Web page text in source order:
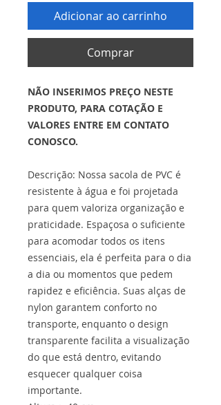
Adicionar ao carrinho
Comprar
NÃO INSERIMOS PREÇO NESTE
PRODUTO, PARA COTAÇÃO E
VALORES ENTRE EM CONTATO
CONOSCO.
Descrição: Nossa sacola de PVC é
resistente à água e foi projetada
para quem valoriza organização e
praticidade. Espaçosa o suficiente
para acomodar todos os itens
essenciais, ela é perfeita para o dia
a dia ou momentos que pedem
rapidez e eficiência. Suas alças de
nylon garantem conforto no
transporte, enquanto o design
transparente facilita a visualização
do que está dentro, evitando
esquecer qualquer coisa
importante.